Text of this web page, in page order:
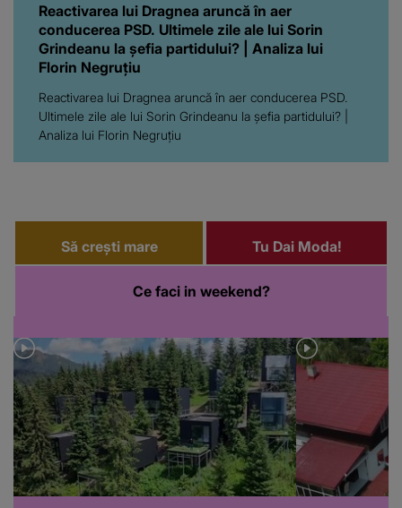
Reactivarea lui Dragnea aruncă în aer
conducerea PSD. Ultimele zile ale lui Sorin
Grindeanu la șefia partidului? | Analiza lui
Florin Negruțiu
Reactivarea lui Dragnea aruncă în aer conducerea PSD.
Ultimele zile ale lui Sorin Grindeanu la șefia partidului? |
Analiza lui Florin Negruțiu
Să crești mare Tu Dai Moda!
Ce faci in weekend?